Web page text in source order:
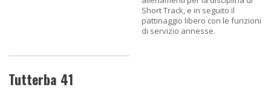
Short Track, e in seguito il
pattinaggio libero con le funzioni
di servizio annesse.
Tutterba 41